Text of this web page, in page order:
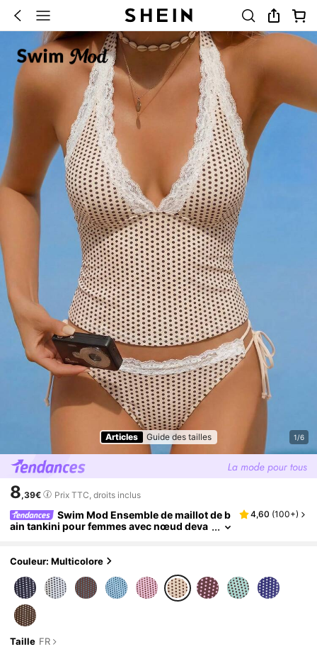
Articles Guide des tailles 1/6
8,39€ Prix TTC, droits inclus
Swim Mod Ensemble de maillot de b
ain tankini pour femmes avec nœud deva
4,60 (100+)
Couleur: Multicolore
Taille FR